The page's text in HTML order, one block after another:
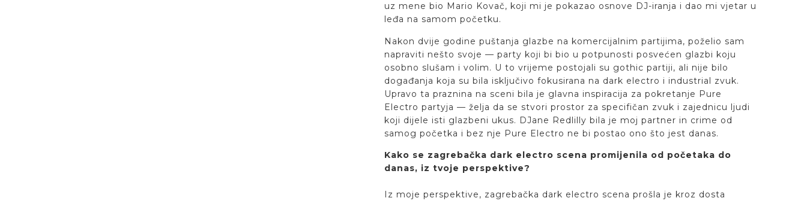
uz mene bio Mario Kovač, koji mi je pokazao osnove DJ-iranja i dao mi vjetar u
leđa na samom početku.
Nakon dvije godine puštanja glazbe na komercijalnim partijima, poželio sam
napraviti nešto svoje — party koji bi bio u potpunosti posvećen glazbi koju
osobno slušam i volim. U to vrijeme postojali su gothic partiji, ali nije bilo
događanja koja su bila isključivo fokusirana na dark electro i industrial zvuk.
Upravo ta praznina na sceni bila je glavna inspiracija za pokretanje Pure
Electro partyja — želja da se stvori prostor za specifičan zvuk i zajednicu ljudi
koji dijele isti glazbeni ukus. DJane Redlilly bila je moj partner in crime od
samog početka i bez nje Pure Electro ne bi postao ono što jest danas.
Kako se zagrebačka dark electro scena promijenila od početaka do
danas, iz tvoje perspektive?
Iz moje perspektive, zagrebačka dark electro scena prošla je kroz dosta